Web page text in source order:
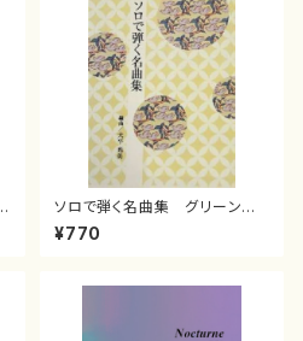
ソロで弾く名曲集 グリーンスリ
ーブス／ アメージンググレイ
ス(0/大平光美/楽譜）
¥770